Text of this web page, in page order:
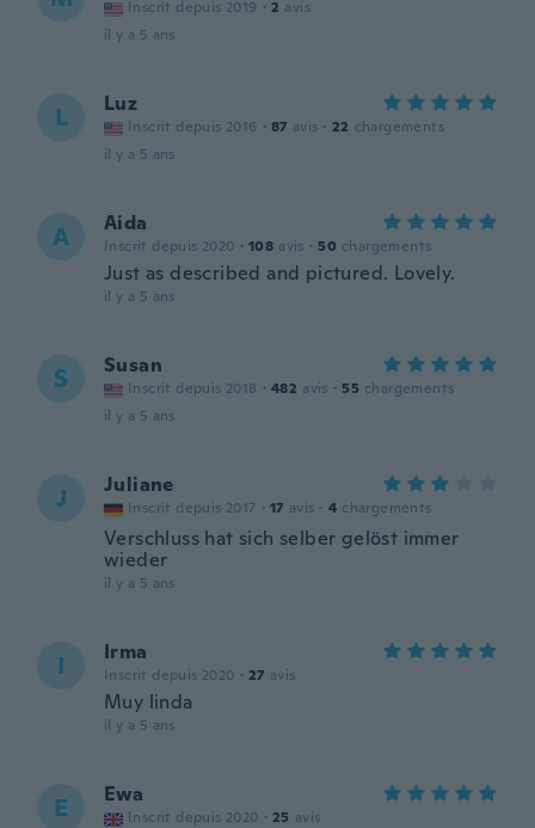
Inscrit depuis 2019 · 2 avis
il y a 5 ans
L Luz
Inscrit depuis 2016 · 87 avis · 22 chargements
il y a 5 ans
A Aida
Inscrit depuis 2020 · 108 avis · 50 chargements
Just as described and pictured. Lovely.
il y a 5 ans
S Susan
Inscrit depuis 2018 · 482 avis · 55 chargements
il y a 5 ans
J Juliane
Inscrit depuis 2017 · 17 avis · 4 chargements
Verschluss hat sich selber gelöst immer
wieder
il y a 5 ans
I Irma
Inscrit depuis 2020 · 27 avis
Muy linda
il y a 5 ans
E Ewa
Inscrit depuis 2020 · 25 avis